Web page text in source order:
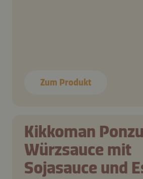
Zum Produkt
Kikkoman
Würzsauce mit
Sojasauce und